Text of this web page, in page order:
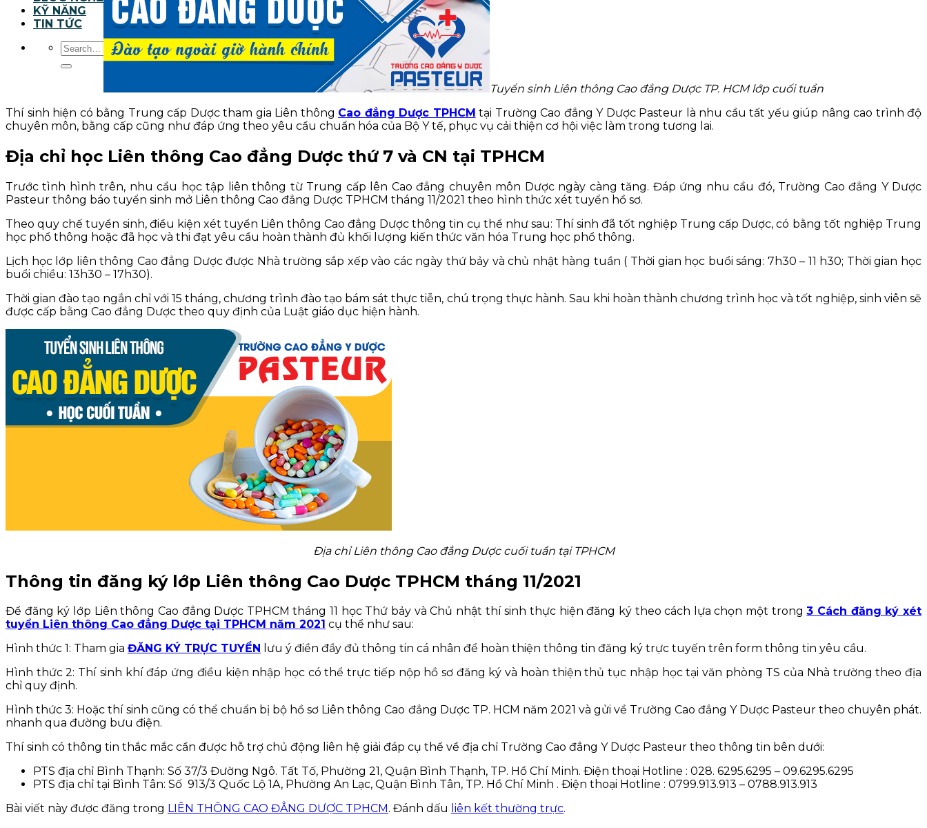
KỸ NĂNG
TIN TỨC
Tuyển sinh Liên thông Cao đẳng Dược TP. HCM lớp cuối tuần
Thí sinh hiện có bằng Trung cấp Dược tham gia Liên thông Cao đẳng Dược TPHCM tại Trường Cao đẳng Y Dược Pasteur là nhu cầu tất yếu giúp nâng cao trình độ
chuyên môn, bằng cấp cũng như đáp ứng theo yêu cầu chuẩn hóa của Bộ Y tế, phục vụ cải thiện cơ hội việc làm trong tương lai.
Địa chỉ học Liên thông Cao đẳng Dược thứ 7 và CN tại TPHCM
Trước tình hình trên, nhu cầu học tập liên thông từ Trung cấp lên Cao đẳng chuyên môn Dược ngày càng tăng. Đáp ứng nhu cầu đó, Trường Cao đẳng Y Dược
Pasteur thông báo tuyển sinh mở Liên thông Cao đẳng Dược TPHCM tháng 11/2021 theo hình thức xét tuyển hồ sơ.
Theo quy chế tuyển sinh, điều kiện xét tuyển Liên thông Cao đẳng Dược thông tin cụ thể như sau: Thí sinh đã tốt nghiệp Trung cấp Dược, có bằng tốt nghiệp Trung
học phổ thông hoặc đã học và thi đạt yêu cầu hoàn thành đủ khối lượng kiến thức văn hóa Trung học phổ thông.
Lịch học lớp liên thông Cao đẳng Dược được Nhà trường sắp xếp vào các ngày thứ bảy và chủ nhật hàng tuần ( Thời gian học buổi sáng: 7h30 – 11 h30; Thời gian học
buổi chiều: 13h30 – 17h30).
Thời gian đào tạo ngắn chỉ với 15 tháng, chương trình đào tạo bám sát thực tiễn, chú trọng thực hành. Sau khi hoàn thành chương trình học và tốt nghiệp, sinh viên sẽ
được cấp bằng Cao đẳng Dược theo quy định của Luật giáo dục hiện hành.
Địa chỉ Liên thông Cao đẳng Dược cuối tuần tại TPHCM
Thông tin đăng ký lớp Liên thông Cao Dược TPHCM tháng 11/2021
Để đăng ký lớp Liên thông Cao đẳng Dược TPHCM tháng 11 học Thứ bảy và Chủ nhật thí sinh thực hiện đăng ký theo cách lựa chọn một trong3 Cách đăng ký xét
tuyển Liên thông Cao đẳng Dược tại TPHCM năm 2021 cụ thể như sau:
Hình thức 1: Tham gia ĐĂNG KÝ TRỰC TUYỂN
lưu ý điền đầy đủ thông tin cá nhân để hoàn thiện thông tin đăng ký trực tuyến trên form thông tin yêu cầu.
Hình thức 2: Thí sinh khí đáp ứng điều kiện nhập học có thể trực tiếp nộp hồ sơ đăng ký và hoàn thiện thủ tục nhập học tại văn phòng TS của Nhà trường theo địa
chỉ quy định.
Hình thức 3: Hoặc thí sinh cũng có thể chuẩn bị bộ hồ sơ Liên thông Cao đẳng Dược TP. HCM năm 2021 và gửi về Trường Cao đẳng Y Dược Pasteur theo chuyên phát.
nhanh qua đường bưu điện.
Thí sinh có thông tin thắc mắc cần được hỗ trợ chủ động liên hệ giải đáp cụ thể về địa chỉ Trường Cao đẳng Y Dược Pasteur theo thông tin bên dưới:
PTS địa chỉ Bình Thạnh: Số 37/3 Đường Ngô. Tất Tố, Phường 21, Quận Bình Thạnh, TP. Hồ Chí Minh. Điện thoại Hotline : 028. 6295.6295 – 09.6295.6295
PTS địa chỉ tại Bình Tân: Số 913/3 Quốc Lộ 1A, Phường An Lạc, Quận Bình Tân, TP. Hồ Chí Minh . Điện thoại Hotline : 0799.913.913 – 0788.913.913
Bài viết này được đăng trong LIÊN THÔNG CAO ĐẲNG DƯỢC TPHCM . Đánh dấu liên kết thường trực.